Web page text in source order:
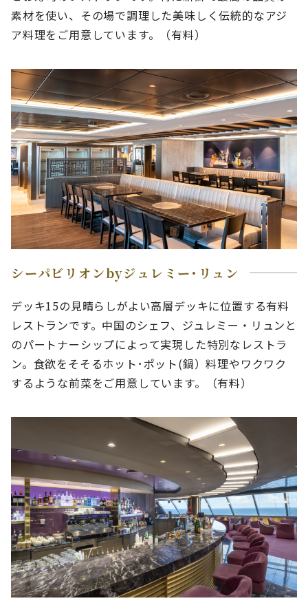
素材を使い、その場で調理した美味しく伝統的なアジ
ア料理をご用意しています。（有料）
シーパビリオンbyジュレミー･リュン
デッキ15の見晴らしがよい高層デッキに位置する有料
レストランです。中国のシェフ、ジュレミー・リュンと
のパートナーシップによって実現した特別なレストラ
ン。食欲をそそるホット･ポット(鍋）料理やワクワク
するような前菜をご用意しています。（有料）